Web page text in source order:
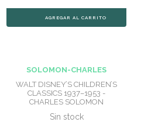
SOLOMON-CHARLES
WALT DISNEY’S CHILDREN’S
CLASSICS 1937–1953 -
CHARLES SOLOMON
Sin stock